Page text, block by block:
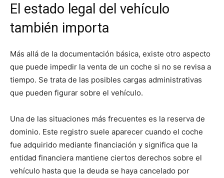
El estado legal del vehículo
también importa
Más allá de la documentación básica, existe otro aspecto
que puede impedir la venta de un coche si no se revisa a
tiempo. Se trata de las posibles cargas administrativas
que pueden figurar sobre el vehículo.
Una de las situaciones más frecuentes es la reserva de
dominio. Este registro suele aparecer cuando el coche
fue adquirido mediante financiación y significa que la
entidad financiera mantiene ciertos derechos sobre el
vehículo hasta que la deuda se haya cancelado por